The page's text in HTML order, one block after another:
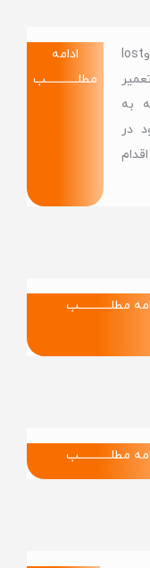
مک بوک نماید bios وlost
به
در
ادامه
مطلــــــــــــب
مطلــــــــــــب
مطلــــــــــــب